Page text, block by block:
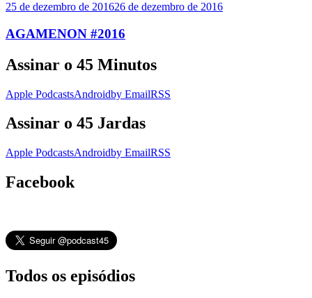
25 de dezembro de 201626 de dezembro de 2016
AGAMENON #2016
Assinar o 45 Minutos
Apple PodcastsAndroidby EmailRSS
Assinar o 45 Jardas
Apple PodcastsAndroidby EmailRSS
Facebook
Todos os episódios